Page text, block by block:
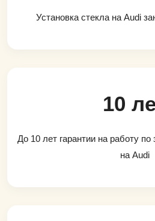
Установка стекла на Audi
10
До 10 лет гарантии на работу по
на Audi